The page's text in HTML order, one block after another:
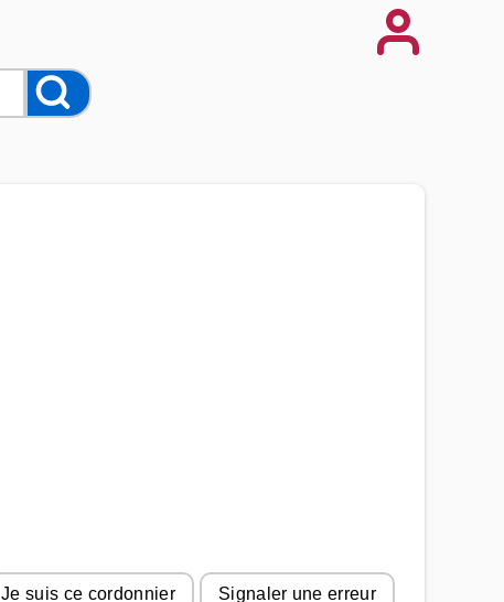
Je suis ce cordonnier Signaler une erreur